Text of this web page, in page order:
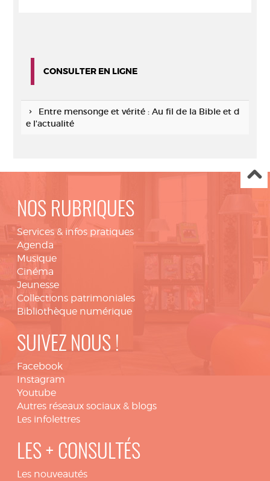
CONSULTER EN LIGNE
Entre mensonge et vérité : Au fil de la Bible et d
e l'actualité
NOS RUBRIQUES
Services & infos pratiques
Agenda
Musique
Cinéma
Jeunesse
Collections patrimoniales
Bibliothèque numérique
SUIVEZ NOUS !
Facebook
Instagram
Youtube
Autres réseaux sociaux & blogs
Les infolettres
LES + CONSULTÉS
Les nouveautés